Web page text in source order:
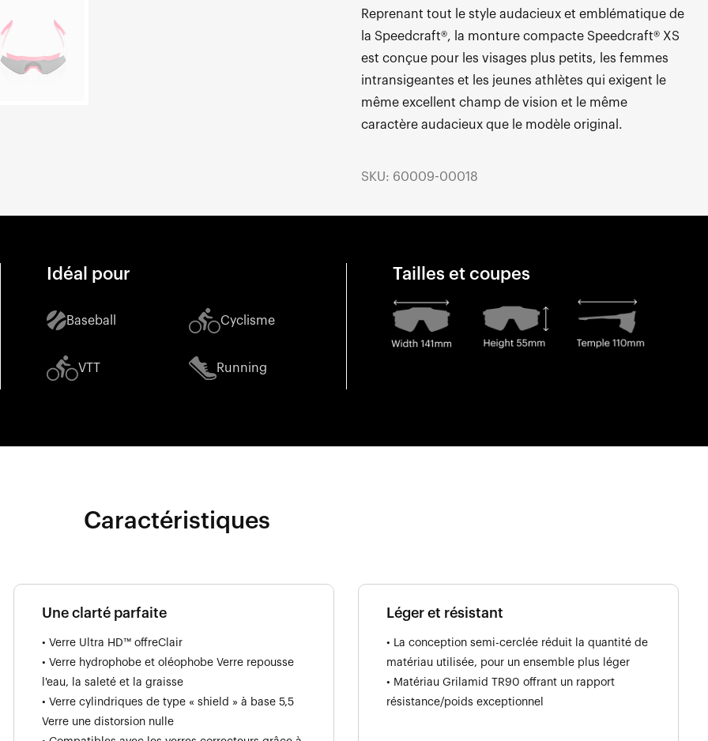
Reprenant tout le style audacieux et emblématique de
la Speedcraft®, la monture compacte Speedcraft® XS
est conçue pour les visages plus petits, les femmes
intransigeantes et les jeunes athlètes qui exigent le
même excellent champ de vision et le même
caractère audacieux que le modèle original.
SKU: 60009-00018
Idéal pour
Baseball Cyclisme
VTT Running
Tailles et coupes
Caractéristiques
Une clarté parfaite
• Verre Ultra HD™ offreClair
• Verre hydrophobe et oléophobe Verre repousse
l'eau, la saleté et la graisse
• Verre cylindriques de type « shield » à base 5,5
Verre une distorsion nulle
Léger et résistant
• La conception semi-cerclée réduit la quantité de
matériau utilisée, pour un ensemble plus léger
• Matériau Grilamid TR90 offrant un rapport
résistance/poids exceptionnel